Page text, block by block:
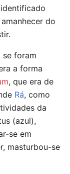
do
se foram
a forma
, que era de
Rá, como
da
(azul),
se em
masturbou-se